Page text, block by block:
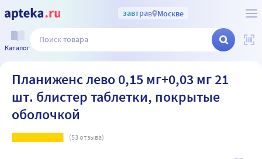
завтрав Москве
Каталог
Планиженс лево 0,15 мг+0,03 мг 21
шт. блистер таблетки, покрытые
оболочкой
(53отзыва)